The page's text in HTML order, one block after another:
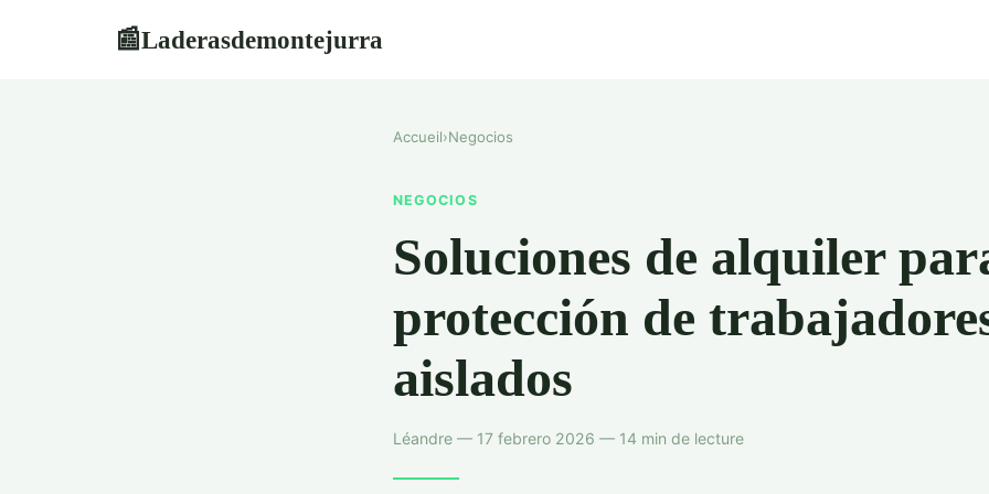
📰Laderasdemontejurra
Accueil›Negocios
NEGOCIOS
Soluciones de alquiler
protección de
aislados
Léandre — 17 febrero 2026 — 14 min de lecture